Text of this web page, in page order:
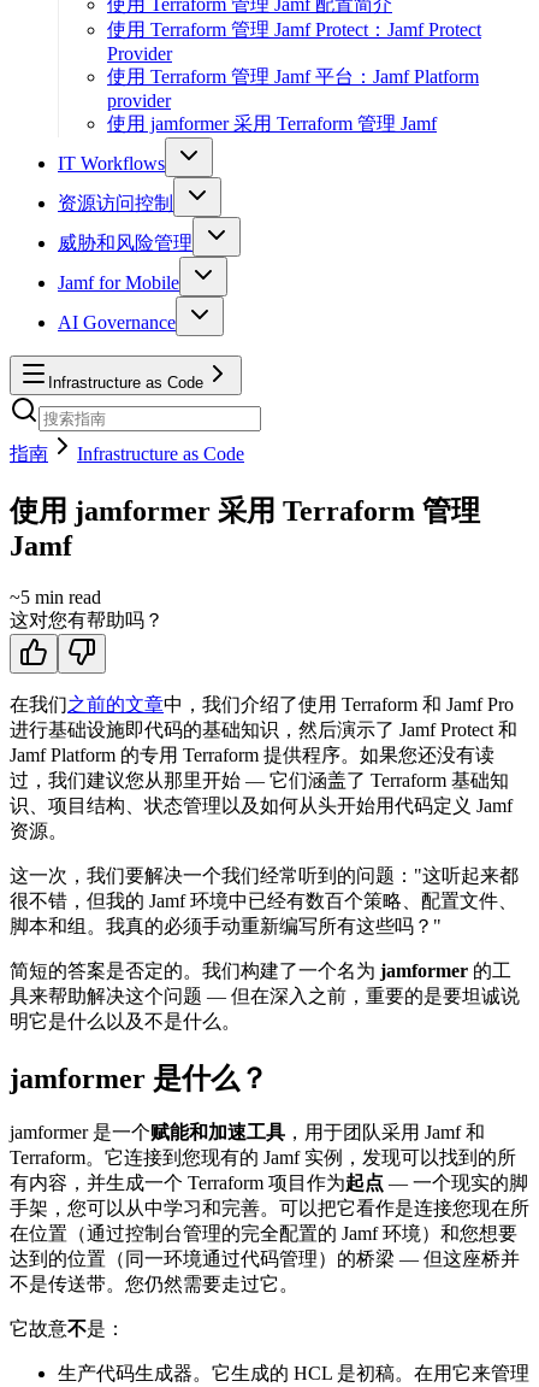
使用 Terraform 管理 Jamf Protect：Jamf Protect
Provider
使用 Terraform 管理 Jamf 平台：Jamf Platform
provider
使用 jamformer 采用 Terraform 管理 Jamf
IT Workflows
资源访问控制
威胁和风险管理
Jamf for Mobile
AI Governance
Infrastructure as Code
指南 Infrastructure as Code
使用 jamformer 采用 Terraform 管理
Jamf
~5 min read
这对您有帮助吗？
在我们之前的文章中，我们介绍了使用 Terraform 和 Jamf Pro
进行基础设施即代码的基础知识，然后演示了 Jamf Protect 和
Jamf Platform 的专用 Terraform 提供程序。如果您还没有读
过，我们建议您从那里开始 — 它们涵盖了 Terraform 基础知
识、项目结构、状态管理以及如何从头开始用代码定义 Jamf
资源。
这一次，我们要解决一个我们经常听到的问题："这听起来都
很不错，但我的 Jamf 环境中已经有数百个策略、配置文件、
脚本和组。我真的必须手动重新编写所有这些吗？"
简短的答案是否定的。我们构建了一个名为 jamformer 的工
具来帮助解决这个问题 — 但在深入之前，重要的是要坦诚说
明它是什么以及不是什么。
jamformer 是什么？
jamformer 是一个赋能和加速工具 ，用于团队采用 Jamf 和
Terraform。它连接到您现有的 Jamf 实例，发现可以找到的所
有内容，并生成一个 Terraform 项目作为起点 — 一个现实的脚
手架，您可以从中学习和完善。可以把它看作是连接您现在所
在位置（通过控制台管理的完全配置的 Jamf 环境）和您想要
达到的位置（同一环境通过代码管理）的桥梁 — 但这座桥并
不是传送带。您仍然需要走过它。
它故意不是：
生产代码生成器。它生成的 HCL 是初稿。在用它来管理